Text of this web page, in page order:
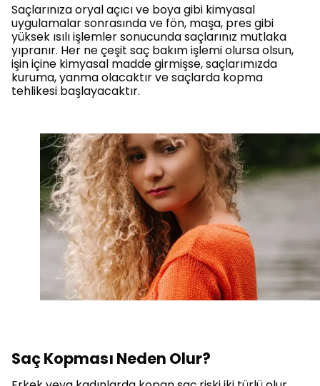
Saçlarınıza oryal açıcı ve boya gibi kimyasal
uygulamalar sonrasında ve fön, maşa, pres gibi
yüksek ısılı işlemler sonucunda saçlarınız mutlaka
yıpranır. Her ne çeşit saç bakım işlemi olursa olsun,
işin içine kimyasal madde girmişse, saçlarımızda
kuruma, yanma olacaktır ve saçlarda kopma
tehlikesi başlayacaktır.
Saç Kopması Neden Olur?